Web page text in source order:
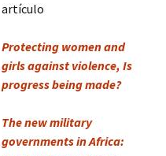
artículo
Protecting women and
girls against violence, Is
progress being made?
The new military
governments in Africa: